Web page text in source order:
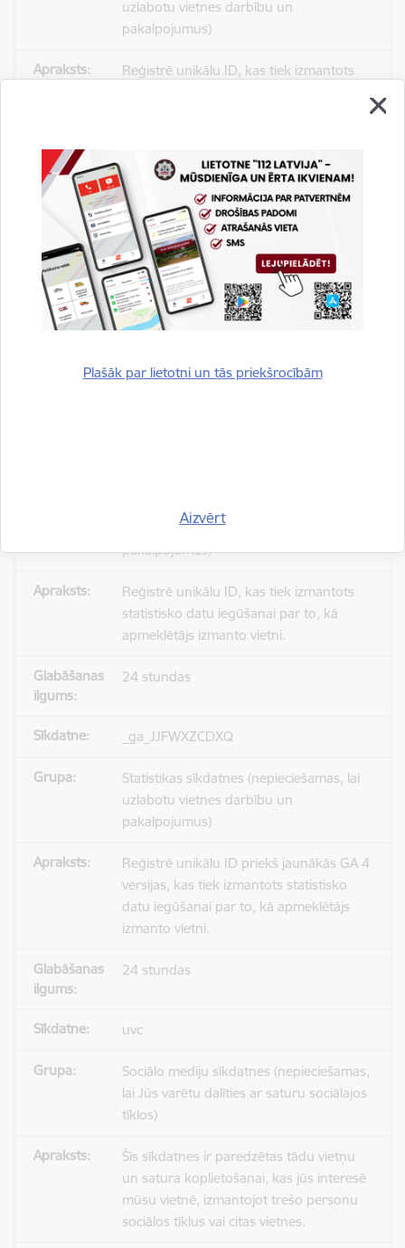
Plašāk par lietotni un tās priekšrocībām
Aizvērt
uzlabotu vietnes darbību un
pakalpojumus)
Reģistrē unikālu ID, kas tiek izmantots
_gat
Statistikas sīkdatnes (nepieciešamas, lai
uzlabotu vietnes darbību un
pakalpojumus)
pieprasījuma līmeni.
uzlabotu vietnes darbību un
pakalpojumus)
Reģistrē unikālu ID, kas tiek izmantots
statistisko datu iegūšanai par to, kā
apmeklētājs izmanto vietni.
24 stundas
_ga_JJFWXZCDXQ
Statistikas sīkdatnes (nepieciešamas, lai
uzlabotu vietnes darbību un
pakalpojumus)
Reģistrē unikālu ID priekš jaunākās GA 4
versijas, kas tiek izmantots statistisko
datu iegūšanai par to, kā apmeklētājs
izmanto vietni.
24 stundas
uvc
Sociālo mediju sīkdatnes (nepieciešamas,
lai Jūs varētu dalīties ar saturu sociālajos
tīklos)
Šīs sīkdatnes ir paredzētas tādu vietņu
un satura koplietošanai, kas jūs interesē
mūsu vietnē, izmantojot trešo personu
sociālos tīklus vai citas vietnes.